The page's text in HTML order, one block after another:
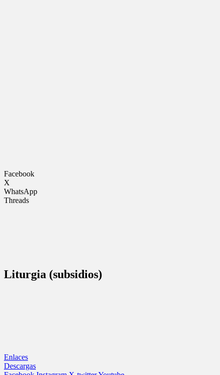
Facebook
X
WhatsApp
Threads
Liturgia (subsidios)
Enlaces
Descargas